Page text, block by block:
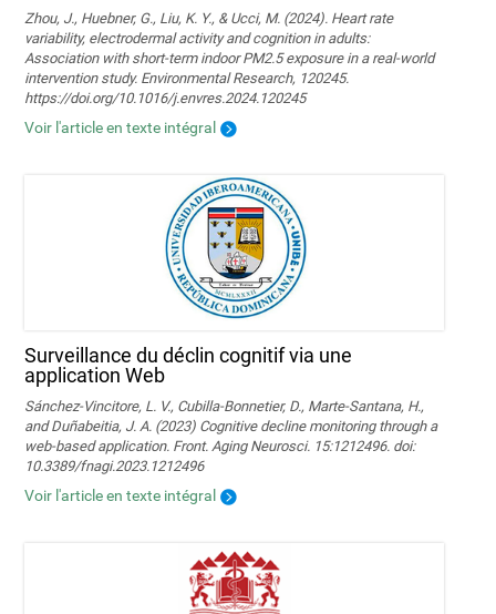
Zhou, J., Huebner, G., Liu, K. Y., & Ucci, M. (2024). Heart rate
variability, electrodermal activity and cognition in adults:
Association with short-term indoor PM2.5 exposure in a real-world
intervention study. Environmental Research, 120245.
https://doi.org/10.1016/j.envres.2024.120245
Voir l'article en texte intégral
Surveillance du déclin cognitif via une
application Web
Sánchez-Vincitore, L. V., Cubilla-Bonnetier, D., Marte-Santana, H.,
and Duñabeitia, J. A. (2023) Cognitive decline monitoring through a
web-based application. Front. Aging Neurosci. 15:1212496. doi:
10.3389/fnagi.2023.1212496
Voir l'article en texte intégral